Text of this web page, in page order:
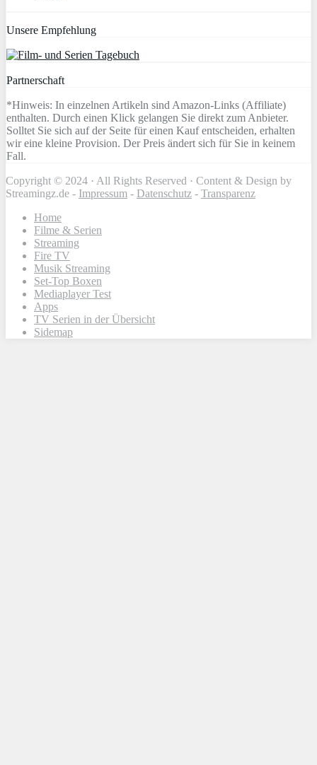
Unsere Empfehlung
Partnerschaft
*Hinweis: In einzelnen Artikeln sind Amazon-Links (Affiliate)
enthalten. Durch einen Klick gelangen Sie direkt zum Anbieter.
Solltet Sie sich auf der Seite für einen Kauf entscheiden, erhalten
wir eine kleine Provision. Der Preis ändert sich für Sie in keinem
Fall.
Copyright © 2024 · All Rights Reserved · Content & Design by
Streamingz.de - Impressum - Datenschutz - Transparenz
Home
Filme & Serien
Streaming
Fire TV
Musik Streaming
Set-Top Boxen
Mediaplayer Test
Apps
TV Serien in der Übersicht
Sidemap